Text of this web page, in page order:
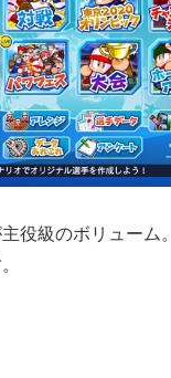
役級のボリューム